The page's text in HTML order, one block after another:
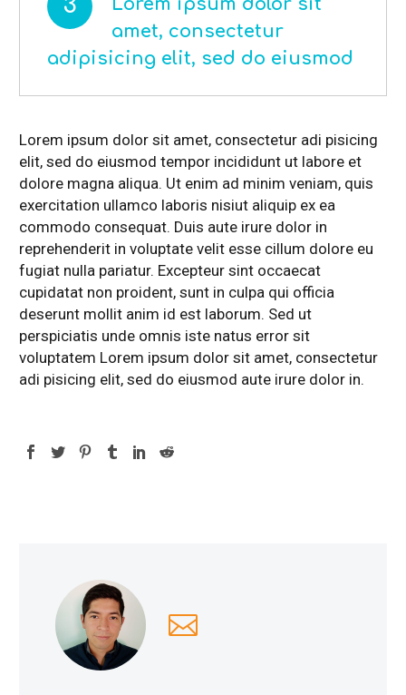
3
Lorem ipsum dolor sit
amet, consectetur
adipisicing elit, sed do eiusmod
Lorem ipsum dolor sit amet, consectetur adi pisicing
elit, sed do eiusmod tempor incididunt ut labore et
dolore magna aliqua. Ut enim ad minim veniam, quis
exercitation ullamco laboris nisiut aliquip ex ea
commodo consequat. Duis aute irure dolor in
reprehenderit in voluptate velit esse cillum dolore eu
fugiat nulla pariatur. Excepteur sint occaecat
cupidatat non proident, sunt in culpa qui officia
deserunt mollit anim id est laborum. Sed ut
perspiciatis unde omnis iste natus error sit
voluptatem Lorem ipsum dolor sit amet, consectetur
adi pisicing elit, sed do eiusmod aute irure dolor in.